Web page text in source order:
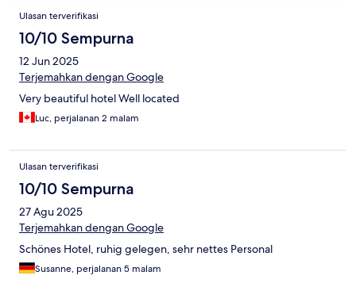
Ulasan terverifikasi
10/10 Sempurna
12 Jun 2025
Terjemahkan dengan Google
Very beautiful hotel Well located
Luc, perjalanan 2 malam
Ulasan terverifikasi
10/10 Sempurna
27 Agu 2025
Terjemahkan dengan Google
Schönes Hotel, ruhig gelegen, sehr nettes Personal
Susanne, perjalanan 5 malam